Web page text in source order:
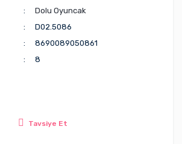
Dolu Oyuncak
D02.5086
8690089050861
8
Tavsiye Et